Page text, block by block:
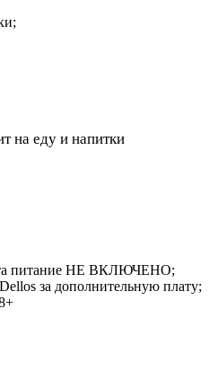
на еду и напитки
питание НЕ ВКЛЮЧЕНО;
за дополнительную плату;